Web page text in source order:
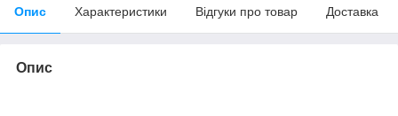
Опис Характеристики Відгуки про товар Доставка
Опис